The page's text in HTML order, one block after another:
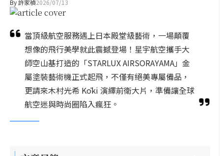
By許家禎2026/07/13
當頂級航空服務遇上日本殿堂級藝術，一場顛覆
想像的飛行美學就此震撼登場！星宇航空攜手大
師空山基打造的「STARLUX AIRSORAYAMA」金
屬塗裝藝術機正式起飛，不僅有絕美專屬備品，
更請來木村光希 Kōki 演繹前衛大片，準備讓全球
航空迷與時尚圈陷入瘋狂。